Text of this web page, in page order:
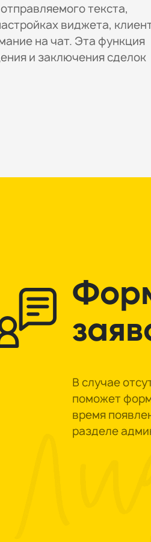
текста,
виджета,
на чат. Эта функция
и заключения сделок
В случае
поможет
время
разделе